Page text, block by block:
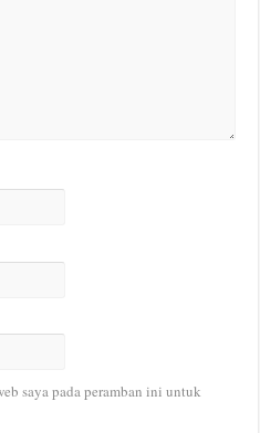
saya pada peramban ini untuk